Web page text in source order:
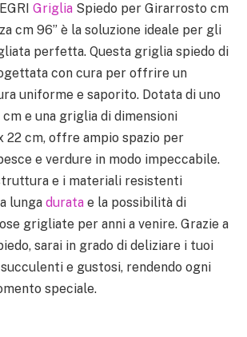
Griglia Spiedo per Girarrosto cm
cm 96” è la soluzione ideale per gli
perfetta. Questa griglia spiedo di
con cura per offrire un
uniforme e saporito. Dotata di uno
e una griglia di dimensioni
22 cm, offre ampio spazio per
e verdure in modo impeccabile.
e i materiali resistenti
lunga durata e la possibilità di
grigliate per anni a venire. Grazie a
sarai in grado di deliziare i tuoi
e gustosi, rendendo ogni
speciale.